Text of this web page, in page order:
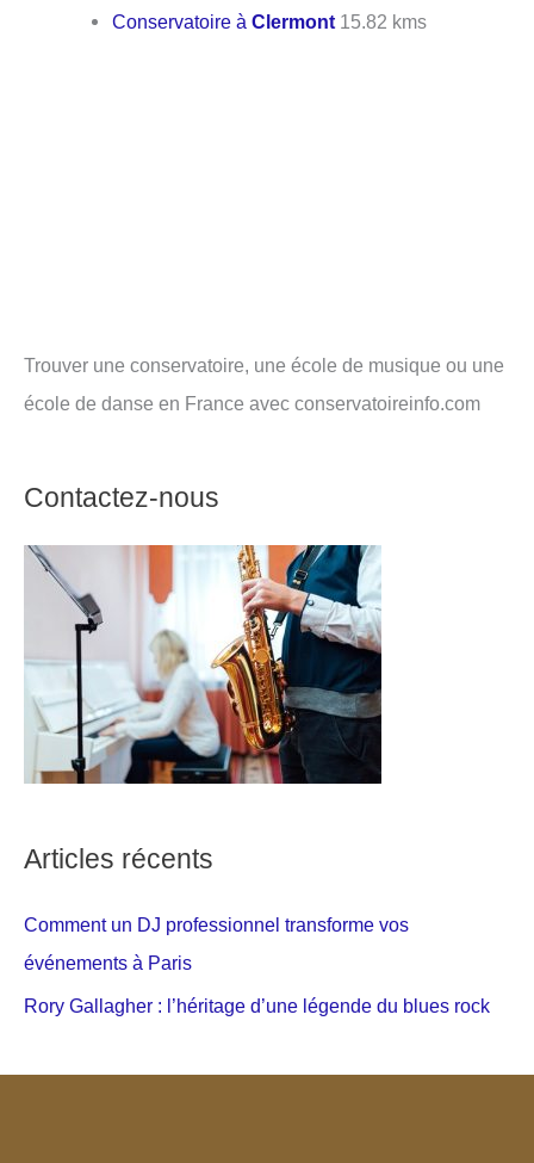
Conservatoire àClermont 15.82 kms
Trouver une conservatoire, une école de musique ou une
école de danse en France avec conservatoireinfo.com
Contactez-nous
Articles récents
Comment un DJ professionnel transforme vos
événements à Paris
Rory Gallagher : l’héritage d’une légende du blues rock